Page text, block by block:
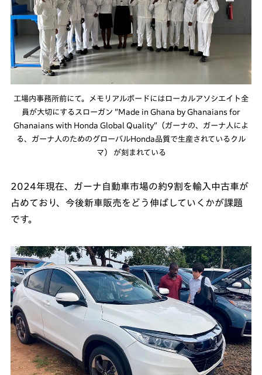
工場内事務所前にて。メモリアルボードにはローカルアソシエイト全
員が大切にするスローガン ”Made in Ghana by Ghanaians for
Ghanaians with Honda Global Quality”（ガーナの、ガーナ人によ
る、ガーナ人のためのグローバルHonda品質で生産されているクル
マ） が刻まれている
2024年現在、ガーナ自動車市場の約9割を輸入中古車が
占めており、今後新車販売をどう伸ばしていくかが課題
です。